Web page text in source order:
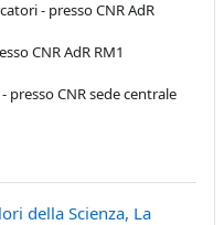
- presso CNR AdR
CNR AdR RM1
presso CNR sede centrale
della Scienza, La